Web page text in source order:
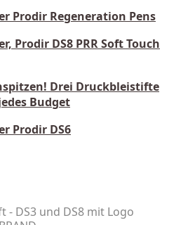
Prodir Regeneration Pens
Prodir DS8 PRR Soft Touch
Drei Druckbleistifte
Budget
Prodir DS6
DS3 und DS8 mit Logo